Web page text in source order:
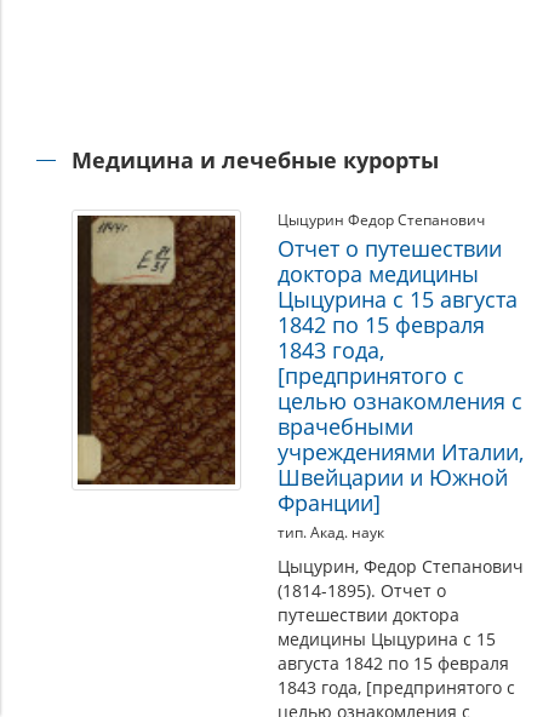
Медицина и лечебные курорты
Цыцурин Федор Степанович
Отчет о путешествии
доктора медицины
Цыцурина с 15 августа
1842 по 15 февраля
1843 года,
[предпринятого с
целью ознакомления с
врачебными
учреждениями Италии,
Швейцарии и Южной
Франции]
тип. Акад. наук
Цыцурин, Федор Степанович
(1814-1895). Отчет о
путешествии доктора
медицины Цыцурина с 15
августа 1842 по 15 февраля
1843 года, [предпринятого с
целью ознакомления с